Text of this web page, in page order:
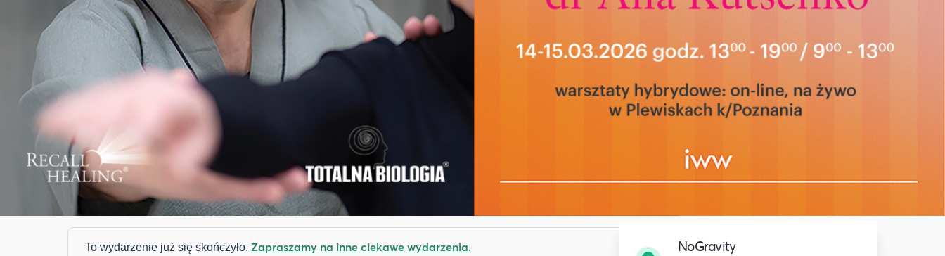
To wydarzenie już się skończyło. Zapraszamy na inne ciekawe wydarzenia. NoGravity